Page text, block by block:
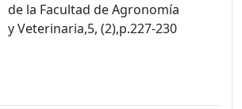
de la Facultad de Agronomía
y Veterinaria,5, (2),p.227-230